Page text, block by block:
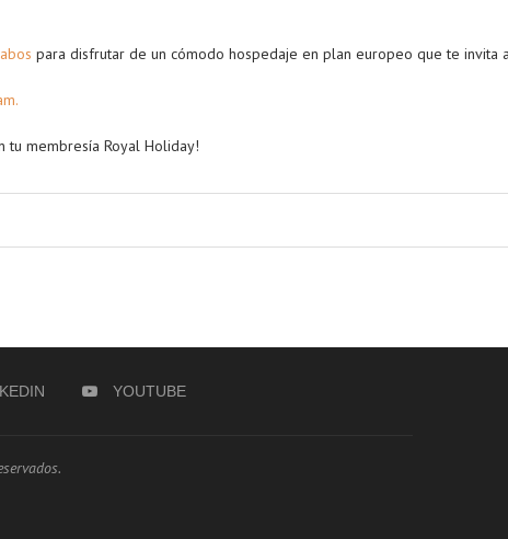
para disfrutar de un cómodo hospedaje en plan europeo que te invita
tu membresía Royal Holiday!
YOUTUBE